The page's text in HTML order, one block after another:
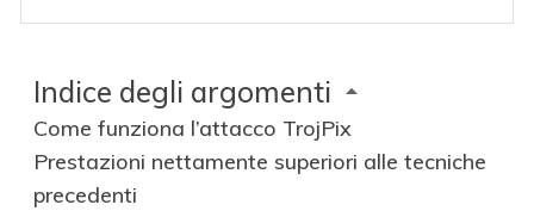
Indice degli argomenti
Come funziona l’attacco TrojPix
Prestazioni nettamente superiori alle tecniche
precedenti